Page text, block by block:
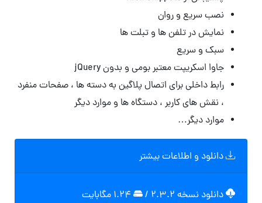
نصب سریع و روان
نمایش در تلفن ها و تبلت ها
سبک و سریع
جاوا اسکریپت معتبر بومی و بدون jQuery
رابط داخلی برای اتصال پلاگین به دسته ها ، صفحات منفرد
، نقش های کاربر ، دستگاه ها و موارد دیگر
موارد دیگر…
دانلود و اطلاعات بیشتر
دانلود نسخه ۲.۳.۲ /